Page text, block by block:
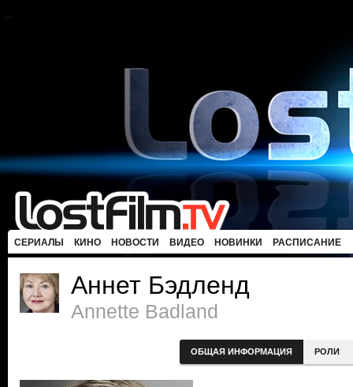
СЕРИАЛЫ КИНО НОВОСТИ ВИДЕО НОВИНКИ РАСПИСАНИЕ
Аннет Бэдленд
Annette Badland
ОБЩАЯ ИНФОРМАЦИЯ РОЛИ